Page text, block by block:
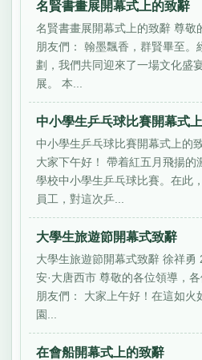
名賢書畫展開幕式上的致辭
名賢書畫展開幕式上的致辭 尊敬
朋友們： 翰墨飄香，群賢畢至。
劃，我們共同迎來了一場文化盛
展。 本...
中小學生乒乓球比賽開幕式
中小學生乒乓球比賽開幕式上的
大家下午好！ 帶着紅五月飛揚的
學校中小學生乒乓球比賽。在此
員工，對這次乒...
大學生旅遊節開幕式致辭
大學生旅遊節開幕式致辭 徐祥勇
安·大唐西市 尊敬的各位領導，
朋友們： 大家上午好！在這如火
園...
在會船開幕式上的致辭